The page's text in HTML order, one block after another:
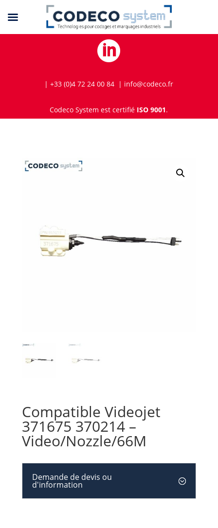

| +33 (0)4 72 24 00 84 | info@codeco.fr
Codeco System est certifié ISO 9001.
Compatible Videojet
371675 370214 –
Video/Nozzle/66M
Demande de devis ou
d'information